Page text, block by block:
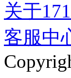
关于
客服中